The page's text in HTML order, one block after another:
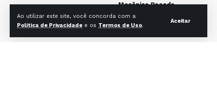
Ao utilizar este site, você concorda com a
Política de Privacidade e os Termos de Uso.
Aceitar
Mecânica Pesada
Colunistas